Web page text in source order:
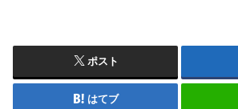
ポスト
はてブ